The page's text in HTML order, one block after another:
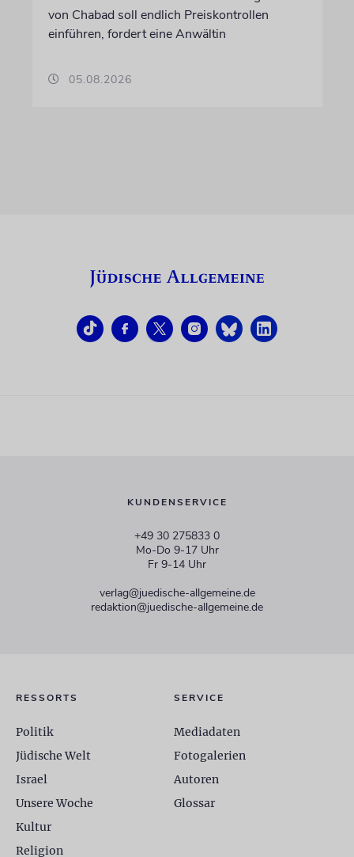
von Chabad soll endlich Preiskontrollen
einführen, fordert eine Anwältin
05.08.2026
KUNDENSERVICE
+49 30 275833 0
Mo-Do 9-17 Uhr
Fr 9-14 Uhr
verlag@juedische-allgemeine.de
redaktion@juedische-allgemeine.de
RESSORTS
Politik
Jüdische Welt
Israel
Unsere Woche
Kultur
Religion
SERVICE
Mediadaten
Fotogalerien
Autoren
Glossar